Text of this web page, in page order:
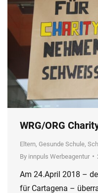
WRG/ORG
Eltern, Gesunde Schule,
By innpuls Werbeagentur
Am 24.April 2018 –
für Cartagena –